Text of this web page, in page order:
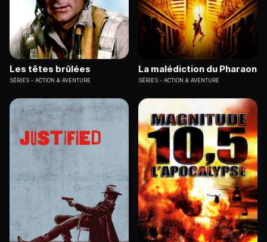
Les têtes brûlées
SÉRIES ACTION & AVENTURE
La malédiction du Pharaon
SÉRIES ACTION & AVENTURE